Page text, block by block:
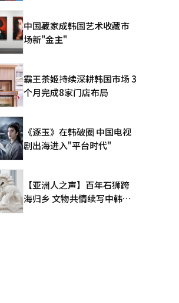
中国藏家成韩国艺术收藏市
场新"金主"
霸王茶姬持续深耕韩国市场 3
个月完成8家门店布局
《逐玉》在韩破圈 中国电视
剧出海进入"平台时代"
【亚洲人之声】百年石狮跨
海归乡 文物共情续写中韩人